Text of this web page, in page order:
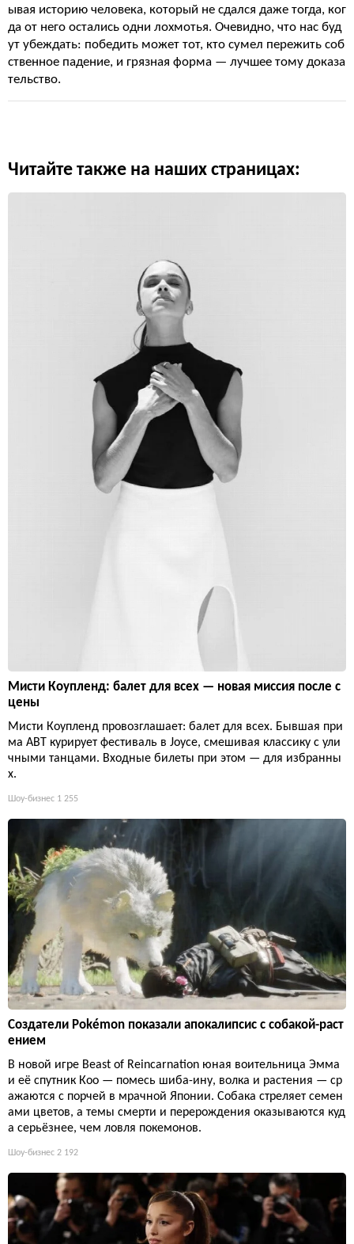
ывая историю человека, который не сдался даже тогда, ког
да от него остались одни лохмотья. Очевидно, что нас буд
ут убеждать: победить может тот, кто сумел пережить соб
ственное падение, и грязная форма — лучшее тому доказа
тельство.
Читайте также на наших страницах:
Мисти Коупленд: балет для всех — новая миссия после с
цены
Мисти Коупленд провозглашает: балет для всех. Бывшая при
ма ABT курирует фестиваль в Joyce, смешивая классику с ули
чными танцами. Входные билеты при этом — для избранны
х.
Шоу-бизнес 1 255
Создатели Pokémon показали апокалипсис с собакой-раст
ением
В новой игре Beast of Reincarnation юная воительница Эмма
и её спутник Кoo — помесь шиба-ину, волка и растения — ср
ажаются с порчей в мрачной Японии. Собака стреляет семен
ами цветов, а темы смерти и перерождения оказываются куд
а серьёзнее, чем ловля покемонов.
Шоу-бизнес 2 192